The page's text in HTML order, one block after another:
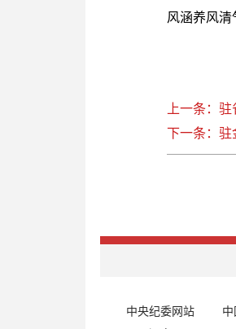
风涵养风清
上一条：
下一条：驻
中央纪委网站